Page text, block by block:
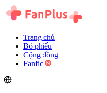
Trang chủ
Bỏ phiếu
Cộng đồng
Fanfic